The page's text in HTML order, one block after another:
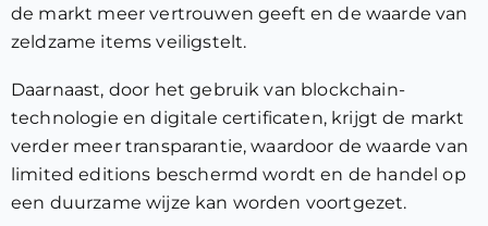
de markt meer vertrouwen geeft en de waarde van
zeldzame items veiligstelt.
Daarnaast, door het gebruik van blockchain-
technologie en digitale certificaten, krijgt de markt
verder meer transparantie, waardoor de waarde van
limited editions beschermd wordt en de handel op
een duurzame wijze kan worden voortgezet.